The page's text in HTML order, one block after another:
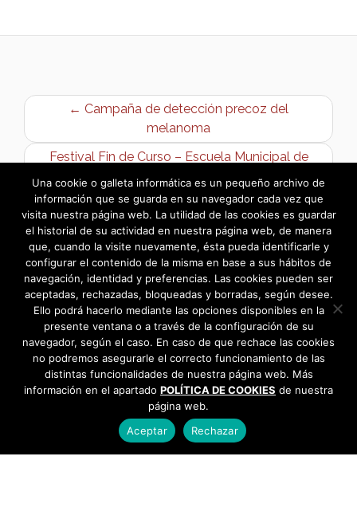
← Campaña de detección precoz del
melanoma
Festival Fin de Curso – Escuela Municipal de
Patinaje →
Una cookie o galleta informática es un pequeño archivo de
información que se guarda en su navegador cada vez que
visita nuestra página web. La utilidad de las cookies es guardar
el historial de su actividad en nuestra página web, de manera
que, cuando la visite nuevamente, ésta pueda identificarle y
configurar el contenido de la misma en base a sus hábitos de
navegación, identidad y preferencias. Las cookies pueden ser
aceptadas, rechazadas, bloqueadas y borradas, según desee.
Ello podrá hacerlo mediante las opciones disponibles en la
presente ventana o a través de la configuración de su
navegador, según el caso. En caso de que rechace las cookies
no podremos asegurarle el correcto funcionamiento de las
distintas funcionalidades de nuestra página web. Más
información en el apartado POLÍTICA DE COOKIES de nuestra
página web.
Aceptar
Rechazar